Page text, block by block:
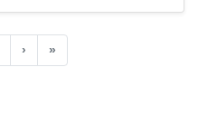
› »